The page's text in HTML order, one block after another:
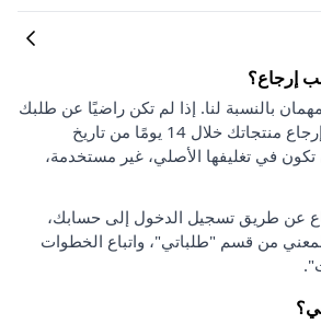
إرجاع؟
بالنسبة لنا. إذا لم تكن راضيًا عن طلبك
لأي سبب كان، يمكنك إرجاع منتجاتك خلال 14 يومًا من تاريخ
في تغليفها الأصلي، غير مستخدمة،
عن طريق تسجيل الدخول إلى حسابك،
من قسم "طلباتي"، واتباع الخطوات